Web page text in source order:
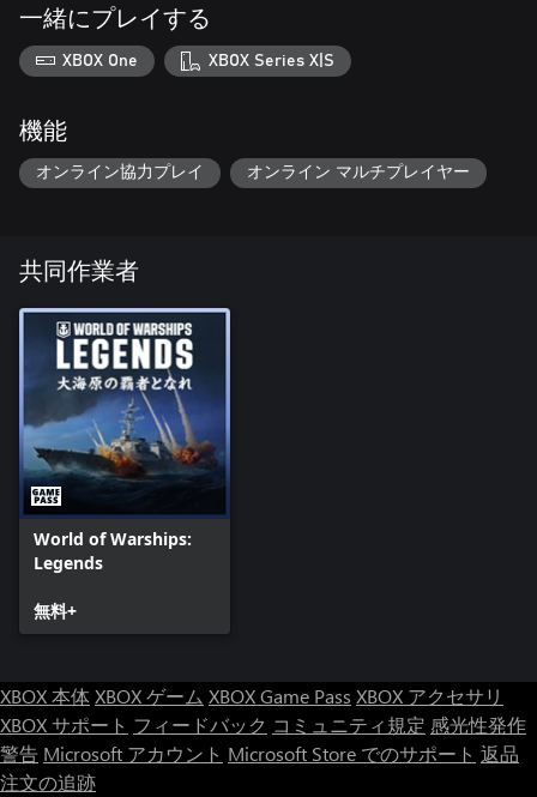
一緒にプレイする
XBOX One XBOX Series X|S
機能
オンライン協力プレイ オンライン マルチプレイヤー
共同作業者
World of Warships:
Legends
無料+
XBOX 本体XBOX ゲーム XBOX Game Pass XBOX アクセサリ
XBOX サポート フィードバック コミュニティ規定 感光性発作
警告 Microsoft アカウント Microsoft Store でのサポート 返品
注文の追跡